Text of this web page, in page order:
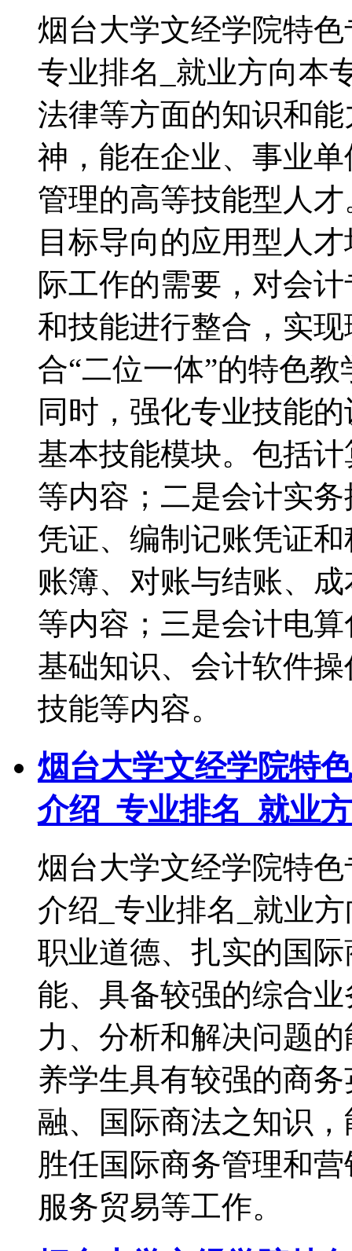
烟台大学文经学院特
专业排名_就业方向本
法律等方面的知识和
神，能在企业、事业
管理的高等技能型人
目标导向的应用型人
际工作的需要，对会
和技能进行整合，实
合“二位一体”的特色
同时，强化专业技能
基本技能模块。包括
等内容；二是会计实
凭证、编制记账凭证
账簿、对账与结账、
等内容；三是会计电
基础知识、会计软件
技能等内容。
烟台大学文经学院特
介绍_专业排名_就业
烟台大学文经学院特
介绍_专业排名_就业
职业道德、扎实的国
能、具备较强的综合
力、分析和解决问题
养学生具有较强的商
融、国际商法之知识
胜任国际商务管理和
服务贸易等工作。